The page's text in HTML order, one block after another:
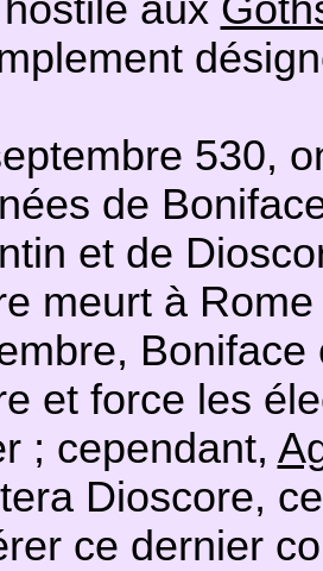
aux
530,
de
et de
meurt à
et force les
; cependant,
Dioscore,
ce dernier